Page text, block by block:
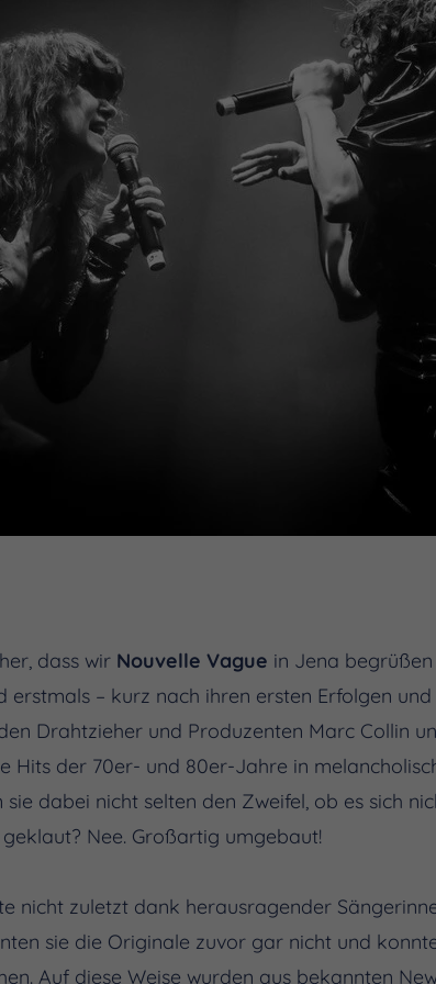
dass wir Nouvelle Vague in Jena
erstmals – kurz nach ihren ersten Erfolgen
Drahtzieher und Produzenten Marc Collin
Hits der 70er- und 80er-Jahre in
dabei nicht selten den Zweifel, ob es sich
Nee. Großartig umgebaut!
nicht zuletzt dank herausragender
sie die Originale zuvor gar nicht und
Auf diese Weise wurden aus bekannten